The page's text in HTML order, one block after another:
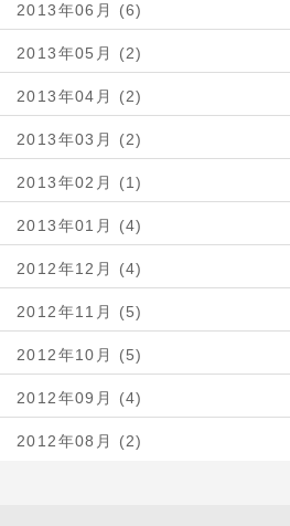
2013年06月 (6)
2013年05月 (2)
2013年04月 (2)
2013年03月 (2)
2013年02月 (1)
2013年01月 (4)
2012年12月 (4)
2012年11月 (5)
2012年10月 (5)
2012年09月 (4)
2012年08月 (2)